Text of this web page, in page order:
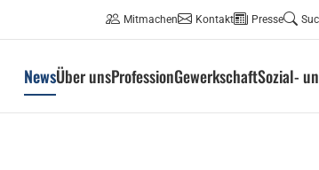
Mitmachen Kontakt Presse
NewsÜber unsProfessionGewerkschaftSozial-